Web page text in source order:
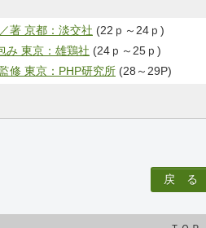
著 京都：淡交社 (22ｐ～24ｐ)
み 東京：雄鶏社 (24ｐ～25ｐ)
修 東京：PHP研究所 (28～29P)
戻 る